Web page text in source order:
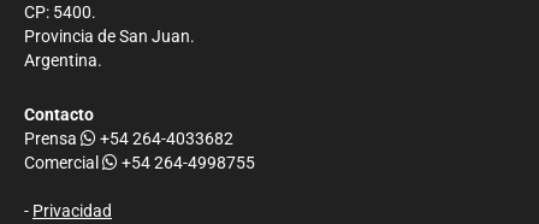
CP: 5400.
Provincia de San Juan.
Argentina.
Contacto
Prensa
+54 264-4033682
Comercial
+54 264-4998755
- Privacidad